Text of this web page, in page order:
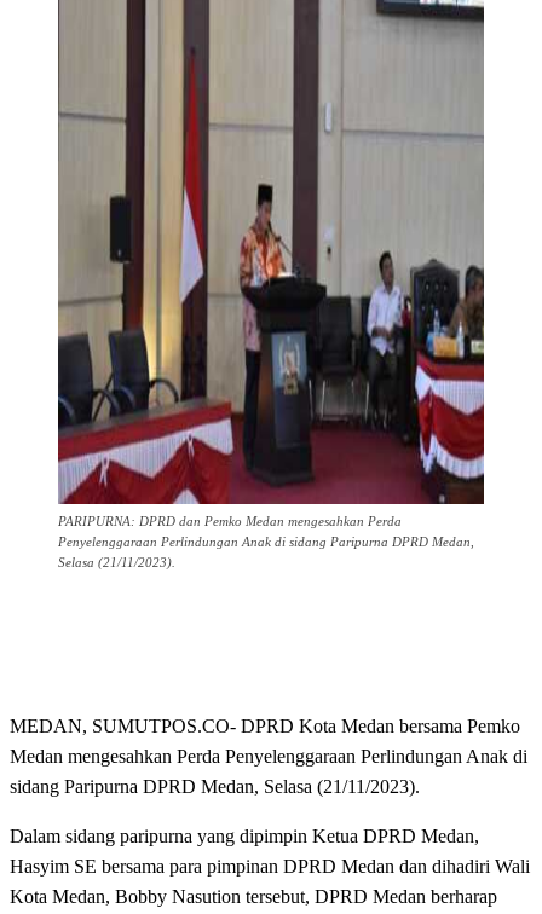
PARIPURNA: DPRD dan Pemko Medan mengesahkan Perda
Penyelenggaraan Perlindungan Anak di sidang Paripurna DPRD Medan,
Selasa (21/11/2023).
MEDAN, SUMUTPOS.CO- DPRD Kota Medan bersama Pemko
Medan mengesahkan Perda Penyelenggaraan Perlindungan Anak di
sidang Paripurna DPRD Medan, Selasa (21/11/2023).
Dalam sidang paripurna yang dipimpin Ketua DPRD Medan,
Hasyim SE bersama para pimpinan DPRD Medan dan dihadiri Wali
Kota Medan, Bobby Nasution tersebut, DPRD Medan berharap